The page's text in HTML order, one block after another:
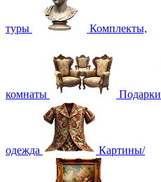
туры Комплекты,
комнаты Подарки
одежда Картины/